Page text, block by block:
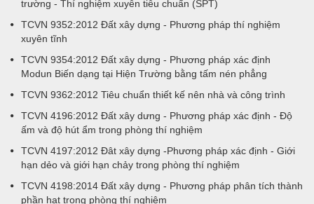
trường - Thí nghiệm xuyên tiêu chuẩn (SPT)
TCVN 9352:2012 Đất xây dựng - Phương pháp thí nghiệm
xuyên tĩnh
TCVN 9354:2012 Đất xây dựng - Phương pháp xác định
Modun Biến dạng tại Hiện Trường bằng tấm nén phẳng
TCVN 9362:2012 Tiêu chuẩn thiết kế nên nhà và công trình
TCVN 4196:2012 Đất xây dưng - Phương pháp xác định - Độ
ấm và độ hút ẩm trong phòng thí nghiệm
TCVN 4197:2012 Đât xây dựng -Phương pháp xác định - Giới
hạn dẻo và giới hạn chảy trong phòng thí nghiệm
TCVN 4198:2014 Đất xây dựng - Phương pháp phân tích thành
phần hạt trong phòng thí nghiệm